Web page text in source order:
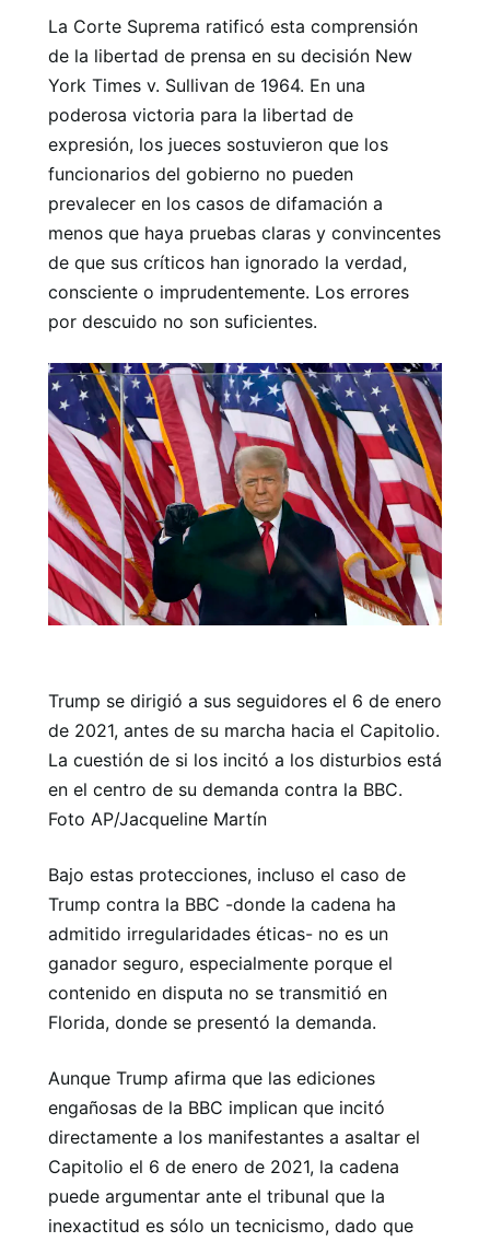
La Corte Suprema ratificó esta comprensión
de la libertad de prensa en su decisión New
York Times v. Sullivan de 1964. En una
poderosa victoria para la libertad de
expresión, los jueces sostuvieron que los
funcionarios del gobierno no pueden
prevalecer en los casos de difamación a
menos que haya pruebas claras y convincentes
de que sus críticos han ignorado la verdad,
consciente o imprudentemente. Los errores
por descuido no son suficientes.
Trump se dirigió a sus seguidores el 6 de enero
de 2021, antes de su marcha hacia el Capitolio.
La cuestión de si los incitó a los disturbios está
en el centro de su demanda contra la BBC.
Foto AP/Jacqueline Martín
Bajo estas protecciones, incluso el caso de
Trump contra la BBC -donde la cadena ha
admitido irregularidades éticas- no es un
ganador seguro, especialmente porque el
contenido en disputa no se transmitió en
Florida, donde se presentó la demanda.
Aunque Trump afirma que las ediciones
engañosas de la BBC implican que incitó
directamente a los manifestantes a asaltar el
Capitolio el 6 de enero de 2021, la cadena
puede argumentar ante el tribunal que la
inexactitud es sólo un tecnicismo, dado que